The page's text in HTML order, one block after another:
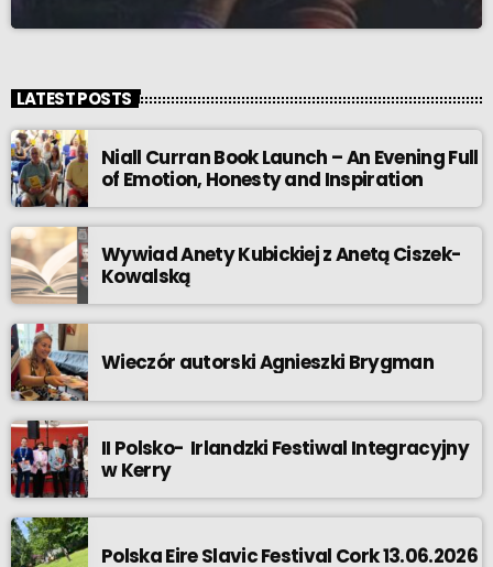
LATEST POSTS
Niall Curran Book Launch – An Evening Full
of Emotion, Honesty and Inspiration
Wywiad Anety Kubickiej z Anetą Ciszek-
Kowalską
Wieczór autorski Agnieszki Brygman
II Polsko- Irlandzki Festiwal Integracyjny
w Kerry
Polska Eire Slavic Festival Cork 13.06.2026